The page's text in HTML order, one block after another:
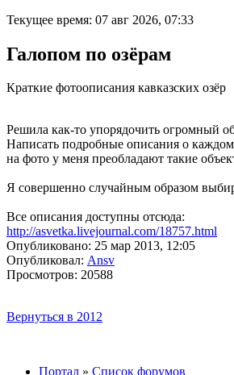
Текущее время: 07 авг 2026, 07:33
Галопом по озёрам
Краткие фотоописания кавказских озёр
Решила как-то упорядочить огромный
Написать подробные описания о каждом
на фото у меня преобладают такие
Я совершенно случайным образом
Все описания доступны отсюда:
http://asvetka.livejournal.com/18757.html
Опубликовано: 25 мар 2013, 12:05
Опубликовал: Ansv
Просмотров: 20588
Вернуться в 2012
Портал » Список форумов